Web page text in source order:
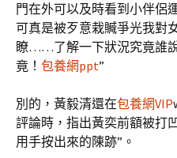
門在外可以及時看到小伴侶
可真是被歹意栽贓爭光我對
瞭……了解一下狀況究竟誰
竟！ 包養網ppt”
別的，黃毅清還在包養網VIP
評論時，指出黃奕前額被打
用手按出來的陳跡”。